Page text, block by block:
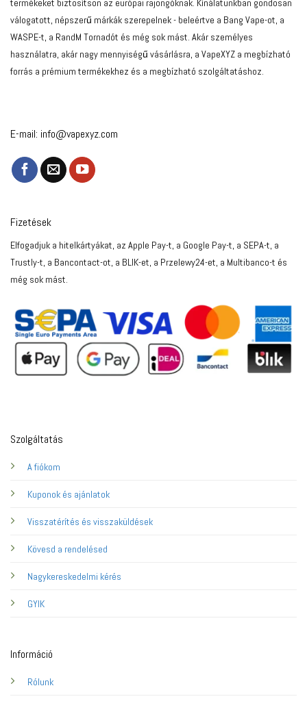
termékeket biztosítson az európai rajongóknak. Kínálatunkban gondosan
válogatott, népszerű márkák szerepelnek - beleértve a Bang Vape-ot, a
WASPE-t, a RandM Tornadót és még sok mást. Akár személyes
használatra, akár nagy mennyiségű vásárlásra, a VapeXYZ a megbízható
forrás a prémium termékekhez és a megbízható szolgáltatáshoz.
E-mail: info@vapexyz.com
Szolgáltatás
A fiókom
Kuponok és ajánlatok
Visszatérítés és visszaküldések
Kövesd a rendelésed
Nagykereskedelmi kérés
GYIK
Információ
Rólunk
Fizetések
Elfogadjuk a hitelkártyákat, az Apple Pay-t, a Google Pay-t, a SEPA-t, a
Trustly-t, a Bancontact-ot, a BLIK-et, a Przelewy24-et, a Multibanco-t és
még sok mást.